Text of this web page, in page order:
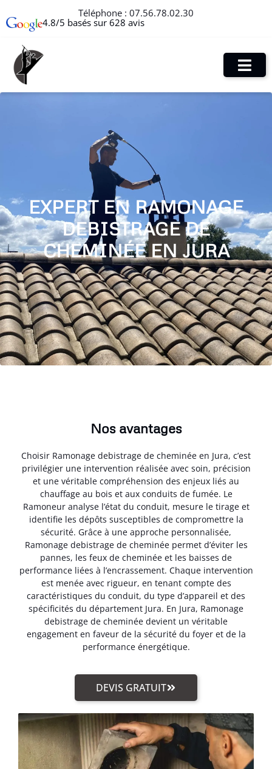
Téléphone : 07.56.78.02.30
4.8/5 basés sur 628 avis
EXPERT EN RAMONAGE
DEBISTRAGE DE
CHEMINÉE EN JURA
Nos avantages
Choisir Ramonage debistrage de cheminée en Jura, c’est
privilégier une intervention réalisée avec soin, précision
et une véritable compréhension des enjeux liés au
chauffage au bois et aux conduits de fumée. Le
Ramoneur analyse l’état du conduit, mesure le tirage et
identifie les dépôts susceptibles de compromettre la
sécurité. Grâce à une approche personnalisée,
Ramonage debistrage de cheminée permet d’éviter les
pannes, les feux de cheminée et les baisses de
performance liées à l’encrassement. Chaque intervention
est menée avec rigueur, en tenant compte des
caractéristiques du conduit, du type d’appareil et des
spécificités du département Jura. En Jura, Ramonage
debistrage de cheminée devient un véritable
engagement en faveur de la sécurité du foyer et de la
performance énergétique.
DEVIS GRATUIT